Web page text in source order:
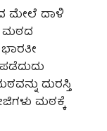
ಮೇಲೆ ದಾಳಿ
ಮಠದ
ದುರಸ್ತಿ
ಮಠಕ್ಕೆ